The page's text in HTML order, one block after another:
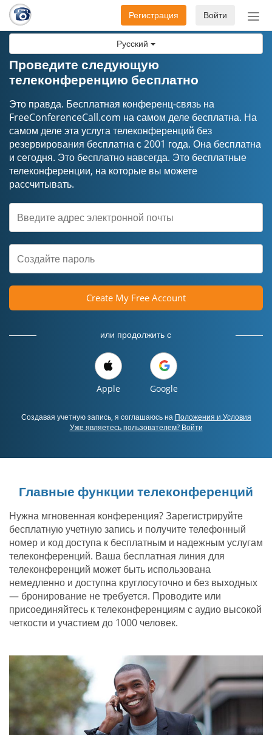
Русский
Войти
Регистрация
Проведите следующую
телеконференцию бесплатно
Это правда. Бесплатная конференц-связь на
FreeConferenceCall.com на самом деле бесплатна. На
самом деле эта услуга телеконференций без
резервирования бесплатна с 2001 года. Она бесплатна
и сегодня. Это бесплатно навсегда. Это бесплатные
телеконференции, на которые вы можете
рассчитывать.
Create My Free Account
или продолжить с
Apple Google
Создавая учетную запись, я соглашаюсь на Положения и Условия
Уже являетесь пользователем? Войти
Главные функции телеконференций
Нужна мгновенная конференция? Зарегистрируйте
бесплатную учетную запись и получите телефонный
номер и код доступа к бесплатным и надежным услугам
телеконференций. Ваша бесплатная линия для
телеконференций может быть использована
немедленно и доступна круглосуточно и без выходных
— бронирование не требуется. Проводите или
присоединяйтесь к телеконференциям с аудио высокой
четкости и участием до 1000 человек.